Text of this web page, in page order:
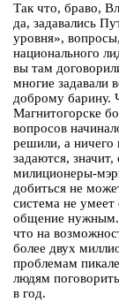
Так что, браво,
да, задавались
уровня»,
национального
вы там
многие задавали
доброму барину.
Магнитогорске
вопросов
решили, а ничего
задаются,
милиционеры-
добиться не
система не умеет
общение
что на
более двух
проблемам
людям
в год.